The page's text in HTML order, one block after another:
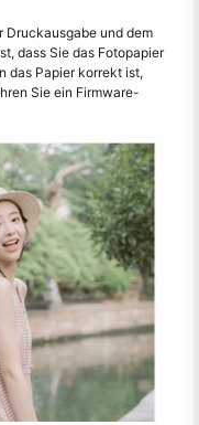
Druckausgabe und dem
dass Sie das Fotopapier
das Papier korrekt ist,
Sie ein Firmware-